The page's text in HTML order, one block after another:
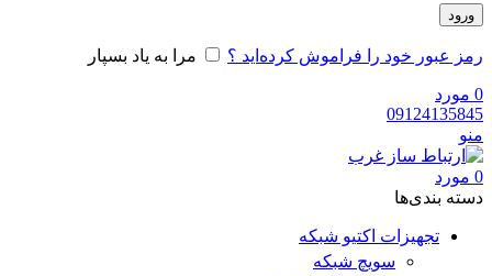
ورود
رمز عبور خود را فراموش کرده‌اید ؟ مرا به یاد بسپار
0 مورد
09124135845
منو
0 مورد
دسته‌ بندی‌ها
تجهیزات اکتیو شبکه
سویچ شبکه